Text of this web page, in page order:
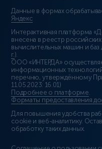
Данные в формах
Яндекс
Интерактивная платформа
внесена в реестр
вычислительных машин и баз
г.).
ООО «ИНТЕРДА»
информационных
перечню, утверждённому
11.05.2023: 16.01)
Подробнее о платформе.
Форматы предоставления
Для повышения удобства
cookie и веб-аналитику.
обработку таких данных.